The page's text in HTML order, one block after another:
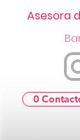
0
Asesora